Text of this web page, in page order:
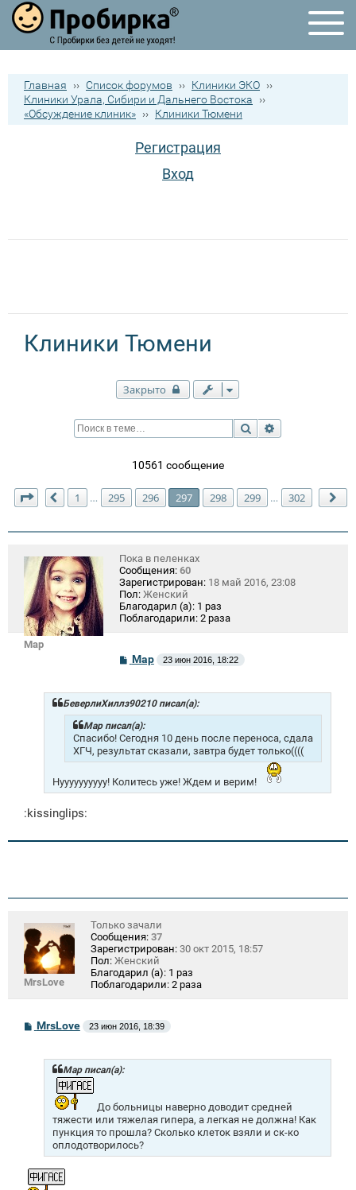
Главная ›› Список форумов ›› Клиники ЭКО ››
Клиники Урала, Сибири и Дальнего Востока
››
«Обсуждение клиник» ›› Клиники Тюмени
Регистрация
Вход
Клиники Тюмени
Закрыто
Поиск
10561 сообщение
Страница 297 из302
Пред.
1 … 295 296 297 298 299 … 302
Mар
Пока в пеленках
Сообщения: 60
Зарегистрирован: 18 май 2016, 23:08
Пол: Женский
Благодарил (а): 1 раз
Поблагодарили: 2 раза
С
б
щ
е
н
и
е
Mар 23 июн 2016, 18:22
БеверлиХиллз90210 писал(а):
Mар писал(а):
Спасибо! Сегодня 10 день после переноса, сдала
ХГЧ, результат сказали, завтра будет только((((
Нуууууууууу! Колитесь уже! Ждем и верим!
:kissinglips:
MrsLove
Только зачали
Сообщения: 37
Зарегистрирован: 30 окт 2015, 18:57
Пол: Женский
Благодарил (а): 1 раз
Поблагодарили: 2 раза
СMrsLove 23 июн 2016, 18:39
Mар писал(а):
До больницы наверно доводит средней
тяжести или тяжелая гипера, а легкая не должна! Как
пункция то прошла? Сколько клеток взяли и ск-ко
оплодотворилось?